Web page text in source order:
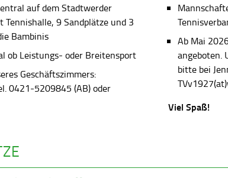
auf dem Stadtwerder
Tennishalle, 9 Sandplätze und 3
Bambinis
ob Leistungs- oder Breitensport
Geschäftszimmers:
0421-5209845 (AB) oder
Ab Mai
angeboten.
bitte bei
Viel Spaß!